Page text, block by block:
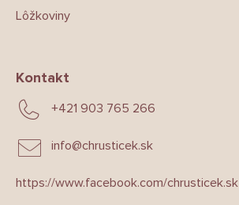
Lôžkoviny
Kontakt
info@chrusticek.sk
+421 903 765 266
https://www.facebook.com/chrusticek.sk